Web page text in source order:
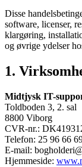
Disse
software, licenser,
klargøring,
og øvrige ydelser
1.
Midtjysk IT-
Toldboden 3, 2. sal
8800 Viborg
CVR-nr.:
Telefon: 25 96 66
E-mail:
Hjemmeside: